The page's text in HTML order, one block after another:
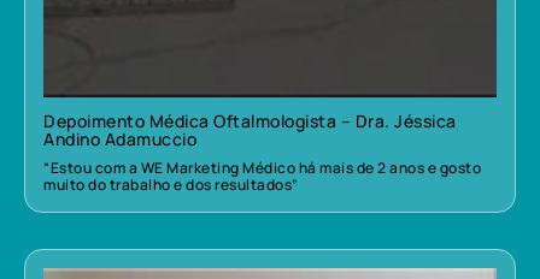
Depoimento Médica Oftalmologista – Dra. Jéssica
Andino Adamuccio
“Estou com a WE Marketing Médico há mais de 2 anos e gosto
muito do trabalho e dos resultados”